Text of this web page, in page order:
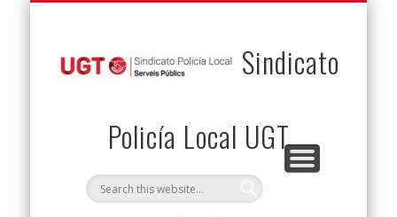
Sindicato
Policía Local UGT